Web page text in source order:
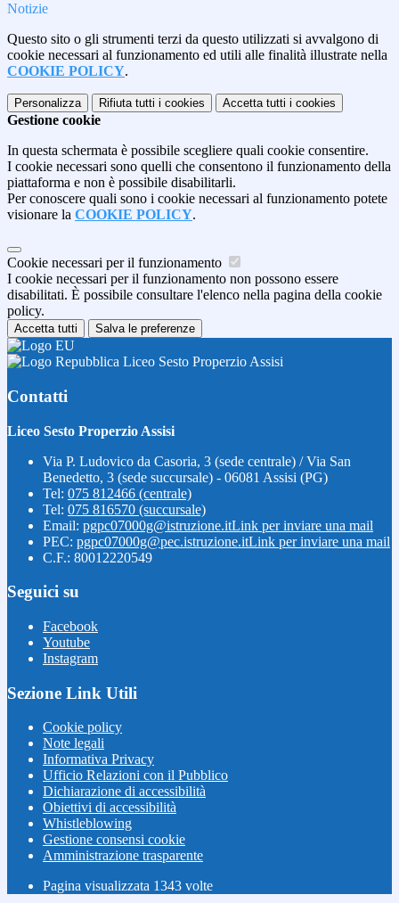
Notizie
Questo sito o gli strumenti terzi da questo utilizzati si avvalgono di
cookie necessari al funzionamento ed utili alle finalità illustrate nella
COOKIE POLICY.
Personalizza Rifiuta tutti i cookies Accetta tutti i cookies
Gestione cookie
In questa schermata è possibile scegliere quali cookie consentire.
I cookie necessari sono quelli che consentono il funzionamento della
piattaforma e non è possibile disabilitarli.
Per conoscere quali sono i cookie necessari al funzionamento potete
visionare la COOKIE POLICY.
Cookie necessari per il funzionamento
I cookie necessari per il funzionamento non possono essere
disabilitati. È possibile consultare l'elenco nella pagina della cookie
policy.
Accetta tutti Salva le preferenze
Liceo Sesto Properzio Assisi
Contatti
Liceo Sesto Properzio Assisi
Via P. Ludovico da Casoria, 3 (sede centrale) / Via San
Benedetto, 3 (sede succursale) - 06081 Assisi (PG)
Tel: 075 812466 (centrale)
Tel: 075 816570 (succursale)
Email: pgpc07000g@istruzione.itLink per inviare una mail
PEC: pgpc07000g@pec.istruzione.itLink per inviare una mail
C.F.: 80012220549
Seguici su
Facebook
Youtube
Instagram
Sezione Link Utili
Cookie policy
Note legali
Informativa Privacy
Ufficio Relazioni con il Pubblico
Dichiarazione di accessibilità
Obiettivi di accessibilità
Whistleblowing
Gestione consensi cookie
Amministrazione trasparente
Pagina visualizzata 1343 volte